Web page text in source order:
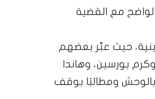
مع القضية
حيث عبَّر بعضهم
بورسين، وهاندا
بالوحش ومطالبًا بوقف